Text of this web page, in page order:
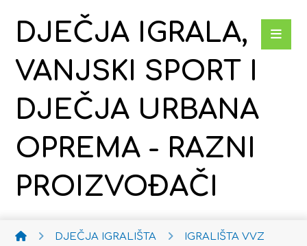
DJEČJA IGRALA,
VANJSKI SPORT I
DJEČJA URBANA
OPREMA - RAZNI
PROIZVOĐAČI
DJEČJA IGRALIŠTA IGRALIŠTA VVZ